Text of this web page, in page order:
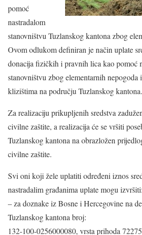
pomoć
nastradalom
stanovništvu Tuzlanskog kantona zbog
Ovom odlukom definiran je način uplate
donacija fizičkih i pravnih lica kao pomoć
stanovništvu zbog elementarnih
klizištima na području Tuzlanskog kantona.
Za realizaciju prikupljenih sredstva
civilne zaštite, a realizacija će se vršiti
Tuzlanskog kantona na obrazložen
civilne zaštite.
Svi oni koji žele uplatiti određeni iznos
nastradalim građanima uplate mogu izvršiti:
– za doznake iz Bosne i Hercegovine na
Tuzlanskog kantona broj:
132-100-0256000080, vrsta prihoda